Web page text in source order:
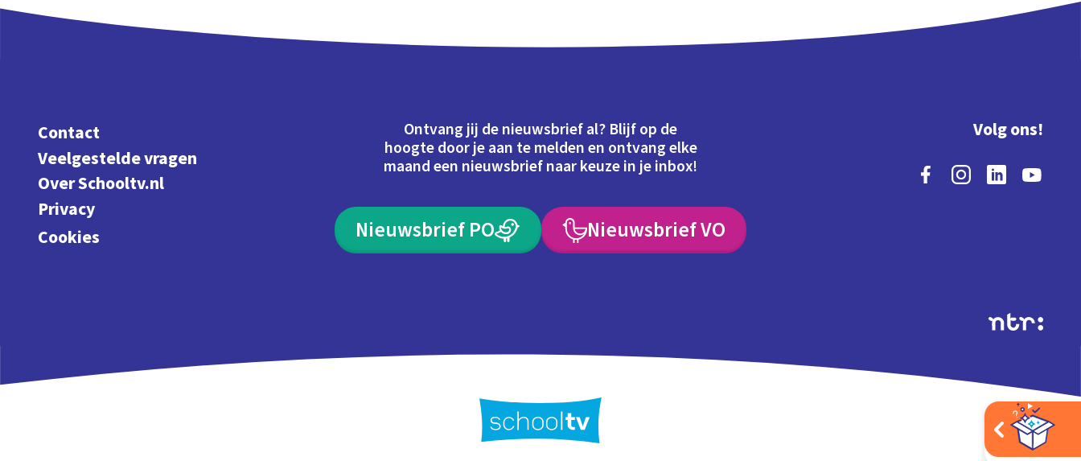
Contact
Veelgestelde vragen
Over Schooltv.nl
Privacy
Cookies
Ontvang jij de nieuwsbrief al? Blijf op de
hoogte door je aan te melden en ontvang elke
maand een nieuwsbrief naar keuze in je inbox!
Nieuwsbrief PO Nieuwsbrief VO
Volg ons!
Extra's